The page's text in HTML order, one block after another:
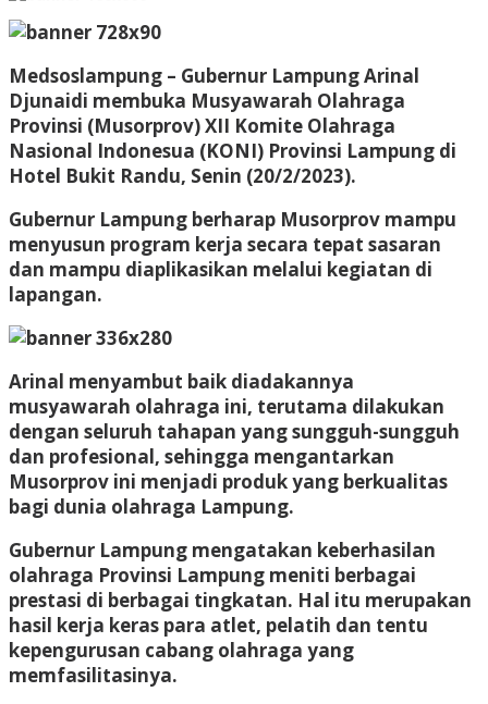
Medsoslampung – Gubernur Lampung Arinal
Djunaidi membuka Musyawarah Olahraga
Provinsi (Musorprov) XII Komite Olahraga
Nasional Indonesua (KONI) Provinsi Lampung di
Hotel Bukit Randu, Senin (20/2/2023).
Gubernur Lampung berharap Musorprov mampu
menyusun program kerja secara tepat sasaran
dan mampu diaplikasikan melalui kegiatan di
lapangan.
Arinal menyambut baik diadakannya
musyawarah olahraga ini, terutama dilakukan
dengan seluruh tahapan yang sungguh-sungguh
dan profesional, sehingga mengantarkan
Musorprov ini menjadi produk yang berkualitas
bagi dunia olahraga Lampung.
Gubernur Lampung mengatakan keberhasilan
olahraga Provinsi Lampung meniti berbagai
prestasi di berbagai tingkatan. Hal itu merupakan
hasil kerja keras para atlet, pelatih dan tentu
kepengurusan cabang olahraga yang
memfasilitasinya.